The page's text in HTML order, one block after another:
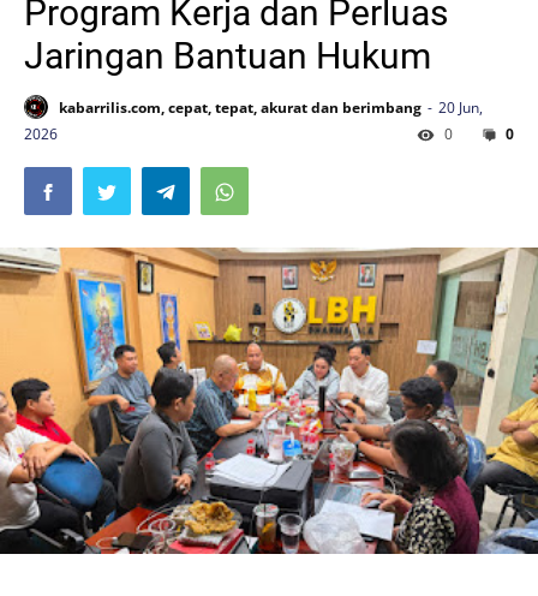
Program Kerja dan Perluas
Jaringan Bantuan Hukum
kabarrilis.com, cepat, tepat, akurat dan berimbang
20 Jun,
2026
0
0